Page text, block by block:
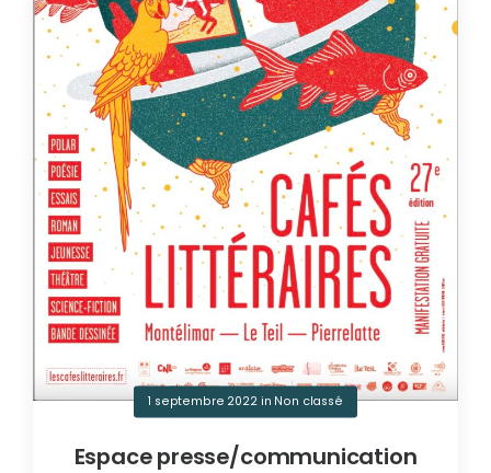
1 septembre 2022in Non classé
Espace presse/communication